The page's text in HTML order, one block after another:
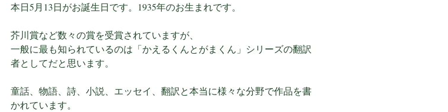
本日5月13日がお誕生日です。1935年のお生まれです。
芥川賞など数々の賞を受賞されていますが、
一般に最も知られているのは「かえるくんとがまくん」シリーズの翻訳
者としてだと思います。
童話、物語、詩、小説、エッセイ、翻訳と本当に様々な分野で作品を書
かれています。